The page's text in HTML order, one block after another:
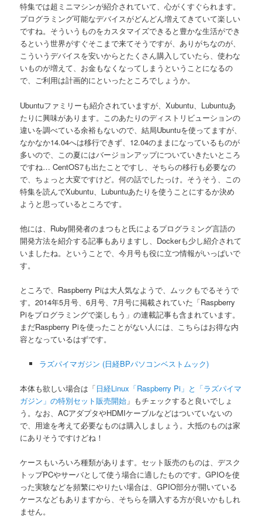
特集では超ミニマシンが紹介されていて、心がくすぐられます。
プログラミング可能なデバイスがどんどん増えてきていて楽しい
ですね。そういうものをカスタマイズできると豊かな生活ができ
るという世界がすぐそこまで来てそうですが、ありがちなのが、
こういうデバイスを安いからとたくさん購入していたら、使わな
いものが増えて、お金もなくなってしまうということになるの
で、ご利用は計画的にといったところでしょうか。
Ubuntuファミリーも紹介されていますが、Xubuntu、Lubuntuあ
たりに興味があります。このあたりのディストリビューションの
違いを調べている余裕もないので、結局Ubuntuを使ってますが、
なかなか14.04へは移行できず、12.04のままになっているものが
多いので、この夏にはバージョンアップについていきたいところ
ですね… CentOS7も出たことですし、そちらの移行も必要なの
で、ちょっと大変ですけど。何の話でしたっけ。そうそう、この
特集を読んでXubuntu、Lubuntuあたりを使うことにするか決め
ようと思っているところです。
他には、Ruby開発者のまつもと氏によるプログラミング言語の
開発方法を紹介する記事もありますし、Dockerも少し紹介されて
いましたね。ということで、今月号も役に立つ情報がいっぱいで
す。
ところで、Raspberry Piは大人気なようで、ムックもでるそうで
す。2014年5月号、6月号、7月号に掲載されていた「Raspberry
Piをプログラミングで楽しもう」の連載記事も含まれています。
まだRaspberry Piを使ったことがない人には、こちらはお得な内
容となっているはずです。
ラズパイマガジン (日経BPパソコンベストムック)
本体も欲しい場合は「日経Linux「Raspberry Pi」と「ラズパイマ
ガジン」の特別セット販売開始 」もチェックすると良いでしょ
う。なお、ACアダプタやHDMIケーブルなどはついていないの
で、用途を考えて必要なものは購入しましょう。大抵のものは家
にありそうですけどね！
ケースもいろいろ種類があります。セット販売のものは、デスク
トップPCやサーバとして使う場合に適したものです。GPIOを使
った実験などを頻繁にやりたい場合は、GPIO部分が開いている
ケースなどもありますから、そちらを購入する方が良いかもしれ
ません。